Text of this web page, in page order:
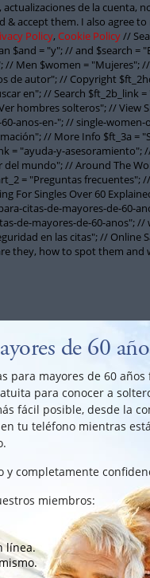
de la cuenta,
& accept them. I also agree
Policy, Cookie Policy//
$and = "y"; // and $search =
// Men $women = "Mujeres";
de autor"; // Copyright
en"; // Search $ft_2b_link
hombres solteros"; // View
anos-en-"; // single-
// More Info $ft_3a =
= "ayuda-y-asesoramiento";
mundo"; // Around The
= "Preguntas frecuentes";
For Singles Over 60
citas-de-mayores-de-60-
de-mayores-de-60-anos";
en las citas"; // Online
they, how to spot them
de 60
para mayores de 60 años
para conocer a
fácil posible, desde la
tu teléfono mientras
y completamente
miembros:
línea.